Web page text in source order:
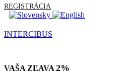
REGISTRÁCIA
INTERCIBUS
VAŠA ZĽAVA 2%